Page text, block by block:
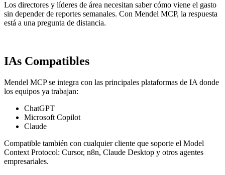
Los directores y líderes de área necesitan saber cómo viene el gasto
sin depender de reportes semanales. Con Mendel MCP, la respuesta
está a una pregunta de distancia.
IAs Compatibles
Mendel MCP se integra con las principales plataformas de IA donde
los equipos ya trabajan:
ChatGPT
Microsoft Copilot
Claude
Compatible también con cualquier cliente que soporte el Model
Context Protocol: Cursor, n8n, Claude Desktop y otros agentes
empresariales.